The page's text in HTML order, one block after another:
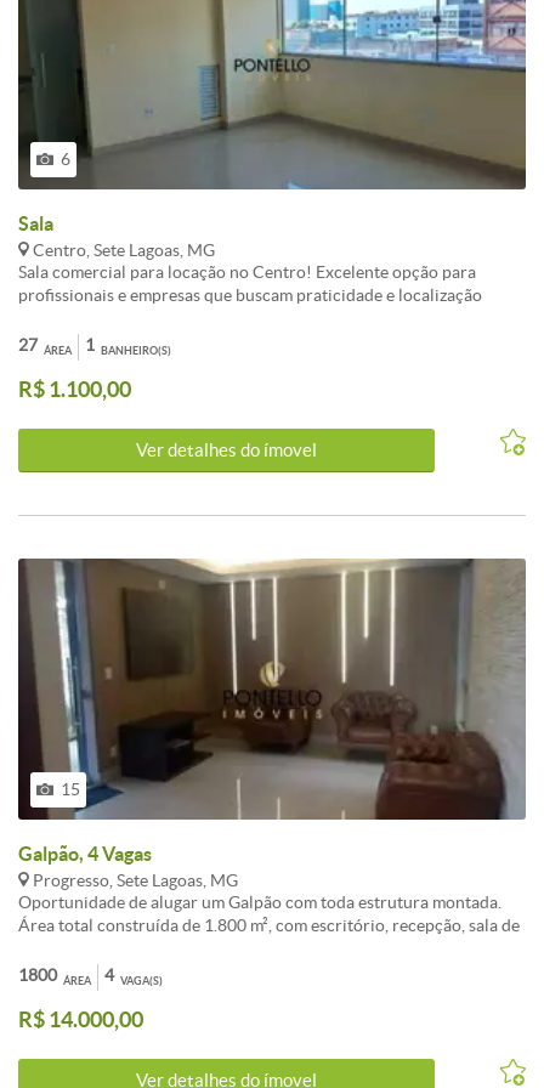
6
Sala
Centro, Sete Lagoas, MG
Sala comercial para locação no Centro! Excelente opção para
profissionais e empresas que buscam praticidade e localização
proporcionando mais funcionalidade para o dia a dia. Localizada em
prédio com elevador, oferecendo conforto e acessibilidade. Sem
vaga de garagem. Agende sua visita!
ÁREA
27 BANHEIRO(S)
1
R$ 1.100,00
Ver detalhes do ímovel
15
Galpão, 4 Vagas
Progresso, Sete Lagoas, MG
Oportunidade de alugar um Galpão com toda estrutura montada.
Área total construída de 1.800 m², com escritório, recepção, sala de
sala de TI, com espaços climatizados, para seu maior conforto.
Estacionamento para clientes na porta, com localização
privilegiada, acesso para duas ruas. Ideal para empresas, oficina
opção de locação separado, podendo ser apenas escritório ou
ÁREA
1800 VAGA(S)
4
R$ 14.000,00
Ver detalhes do ímovel